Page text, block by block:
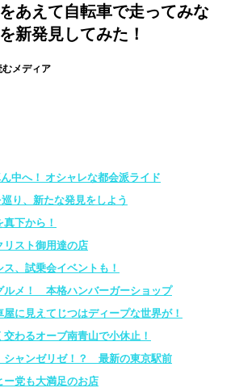
あえて自転車で走ってみな
新発見してみた！
メディア
中へ！ オシャレな都会派ライド
り、新たな発見をしよう
下から！
リスト御用達の店
、試乗会イベントも！
ルメ！ 本格ハンバーガーショップ
に見えてじつはディープな世界が！
わるオーブ南青山で小休止！
シャンゼリゼ！？ 最新の東京駅前
ー党も大満足のお店